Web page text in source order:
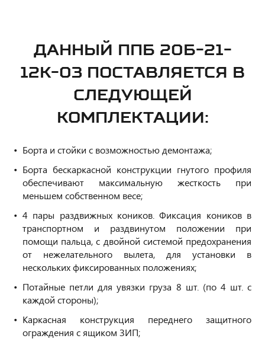
ДАННЫЙ ППБ 20Б-21-
12К-03 ПОСТАВЛЯЕТСЯ В
СЛЕДУЮЩЕЙ
КОМПЛЕКТАЦИИ:
Борта и стойки с возможностью демонтажа;
Борта бескаркасной конструкции гнутого профиля
обеспечивают максимальную жесткость при
меньшем собственном весе;
4 пары раздвижных коников. Фиксация коников в
транспортном и раздвинутом положении при
помощи пальца, с двойной системой предохранения
от нежелательного вылета, для установки в
нескольких фиксированных положениях;
Потайные петли для увязки груза 8 шт. (по 4 шт. с
каждой стороны);
Каркасная конструкция переднего защитного
ограждения с ящиком ЗИП;